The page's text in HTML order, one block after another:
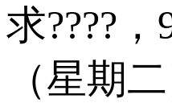
求????，
（星期